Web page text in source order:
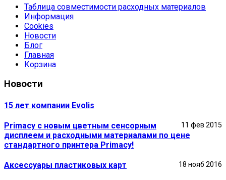
Таблица совместимости расходных материалов
Информация
Cookies
Новости
Блог
Главная
Корзина
Новости
15 лет компании Evolis
11 фев 2015
Primacy с новым цветным сенсорным
дисплеем и расходными материалами по цене
стандартного принтера Primacy!
18 нояб 2016
Аксессуары пластиковых карт